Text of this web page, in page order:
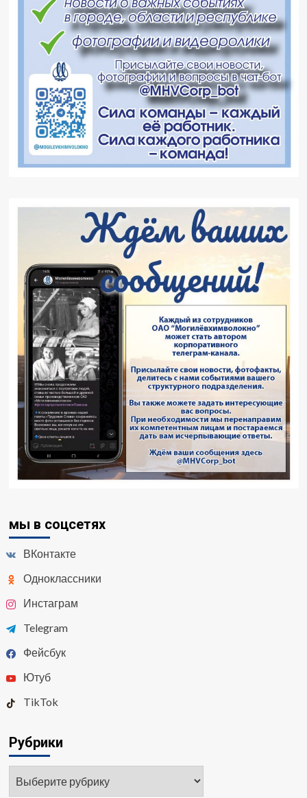
мы в соцсетях
ВКонтакте
Одноклассники
Инстаграм
Telegram
Фейсбук
Ютуб
TikTok
Рубрики